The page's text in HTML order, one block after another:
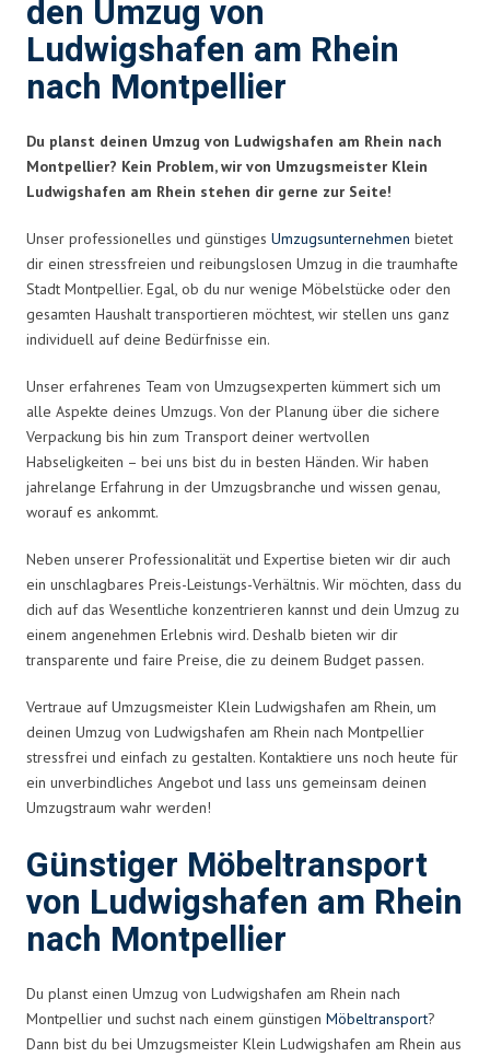
den Umzug von
Ludwigshafen am Rhein
nach Montpellier
Du planst deinen Umzug von Ludwigshafen am Rhein nach
Montpellier? Kein Problem, wir von Umzugsmeister Klein
Ludwigshafen am Rhein stehen dir gerne zur Seite!
Unser professionelles und günstiges Umzugsunternehmen bietet
dir einen stressfreien und reibungslosen Umzug in die traumhafte
Stadt Montpellier. Egal, ob du nur wenige Möbelstücke oder den
gesamten Haushalt transportieren möchtest, wir stellen uns ganz
individuell auf deine Bedürfnisse ein.
Unser erfahrenes Team von Umzugsexperten kümmert sich um
alle Aspekte deines Umzugs. Von der Planung über die sichere
Verpackung bis hin zum Transport deiner wertvollen
Habseligkeiten – bei uns bist du in besten Händen. Wir haben
jahrelange Erfahrung in der Umzugsbranche und wissen genau,
worauf es ankommt.
Neben unserer Professionalität und Expertise bieten wir dir auch
ein unschlagbares Preis-Leistungs-Verhältnis. Wir möchten, dass du
dich auf das Wesentliche konzentrieren kannst und dein Umzug zu
einem angenehmen Erlebnis wird. Deshalb bieten wir dir
transparente und faire Preise, die zu deinem Budget passen.
Vertraue auf Umzugsmeister Klein Ludwigshafen am Rhein, um
deinen Umzug von Ludwigshafen am Rhein nach Montpellier
stressfrei und einfach zu gestalten. Kontaktiere uns noch heute für
ein unverbindliches Angebot und lass uns gemeinsam deinen
Umzugstraum wahr werden!
Günstiger Möbeltransport
von Ludwigshafen am Rhein
nach Montpellier
Du planst einen Umzug von Ludwigshafen am Rhein nach
Montpellier und suchst nach einem günstigen Möbeltransport?
Dann bist du bei Umzugsmeister Klein Ludwigshafen am Rhein aus